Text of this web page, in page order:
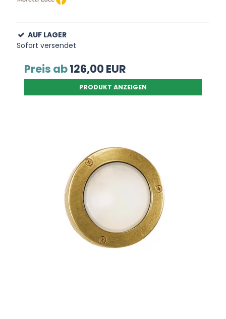
AUF LAGER
Sofort versendet
Preis ab126,00 EUR
PRODUKT ANZEIGEN